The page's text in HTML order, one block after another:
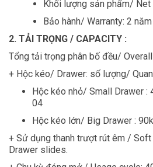
Khối lượng sản phẩm/
Bảo hành/ Warranty: 2
2. TẢI TRỌNG / CAPACITY :
Tổng tải trọng phân bố đều/
+ Hộc kéo/ Drawer: số lượng/
Hộc kéo nhỏ/ Small Drawer :
04
Hộc kéo lớn/ Big Drawer :
+ Sử dụng thanh trượt rút êm /
Drawer slides.